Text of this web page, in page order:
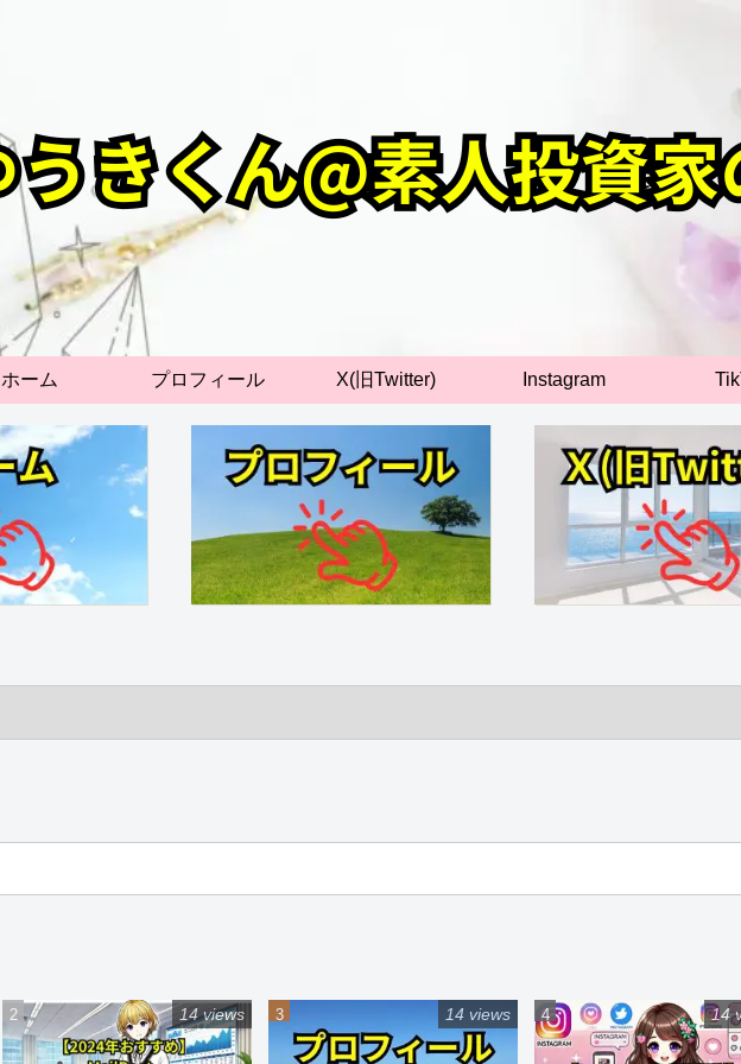
ホーム プロフィール X(旧Twitter) Instagram
14 views 14 views 14